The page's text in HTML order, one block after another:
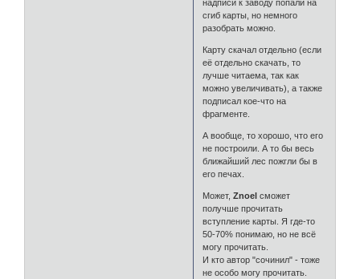
надписи к заводу попали на
сгиб карты, но немного
разобрать можно.
Карту скачал отдельно (если
её отдельно скачать, то
лучше читаема, так как
можно увеличивать), а также
подписал кое-что на
фрагменте.
А вообще, то хорошо, что его
не построили. А то бы весь
ближайший лес пожгли бы в
его печах.
Может,Znoelсможет
получше прочитать
вступление карты. Я где-то
50-70% понимаю, но не всё
могу прочитать.
И кто автор "сочинил" - тоже
не особо могу прочитать.